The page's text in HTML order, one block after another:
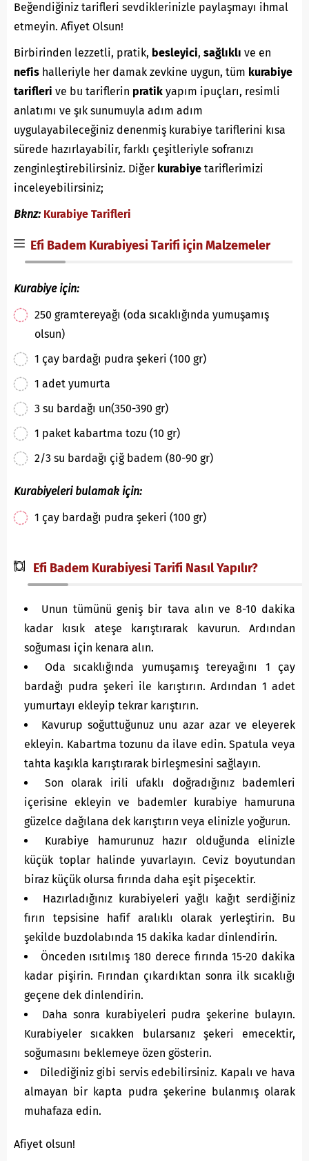
Beğendiğiniz tarifleri sevdiklerinizle paylaşmayı ihmal
etmeyin. Afiyet Olsun!
Birbirinden lezzetli, pratik, besleyici, sağlıklı ve en
nefis halleriyle her damak zevkine uygun, tüm kurabiye
tarifleri ve bu tariflerin pratik yapım ipuçları, resimli
anlatımı ve şık sunumuyla adım adım
uygulayabileceğiniz denenmiş kurabiye tariflerini kısa
sürede hazırlayabilir, farklı çeşitleriyle sofranızı
zenginleştirebilirsiniz. Diğer kurabiye tariflerimizi
inceleyebilirsiniz;
Bknz: Kurabiye Tarifleri
Efi Badem Kurabiyesi Tarifi için Malzemeler
Kurabiye için:
250 gramtereyağı (oda sıcaklığında yumuşamış
olsun)
1 çay bardağı pudra şekeri (100 gr)
1 adet yumurta
3 su bardağı un(350-390 gr)
1 paket kabartma tozu (10 gr)
2/3 su bardağı çiğ badem (80-90 gr)
Kurabiyeleri bulamak için:
1 çay bardağı pudra şekeri (100 gr)
Efi Badem Kurabiyesi Tarifi Nasıl Yapılır?
Unun tümünü geniş bir tava alın ve 8-10 dakika
kadar kısık ateşe karıştırarak kavurun. Ardından
soğuması için kenara alın.
Oda sıcaklığında yumuşamış tereyağını 1 çay
bardağı pudra şekeri ile karıştırın. Ardından 1 adet
yumurtayı ekleyip tekrar karıştırın.
Kavurup soğuttuğunuz unu azar azar ve eleyerek
ekleyin. Kabartma tozunu da ilave edin. Spatula veya
tahta kaşıkla karıştırarak birleşmesini sağlayın.
Son olarak irili ufaklı doğradığınız bademleri
içerisine ekleyin ve bademler kurabiye hamuruna
güzelce dağılana dek karıştırın veya elinizle yoğurun.
Kurabiye hamurunuz hazır olduğunda elinizle
küçük toplar halinde yuvarlayın. Ceviz boyutundan
biraz küçük olursa fırında daha eşit pişecektir.
Hazırladığınız kurabiyeleri yağlı kağıt serdiğiniz
fırın tepsisine hafif aralıklı olarak yerleştirin. Bu
şekilde buzdolabında 15 dakika kadar dinlendirin.
Önceden ısıtılmış 180 derece fırında 15-20 dakika
kadar pişirin. Fırından çıkardıktan sonra ilk sıcaklığı
geçene dek dinlendirin.
Daha sonra kurabiyeleri pudra şekerine bulayın.
Kurabiyeler sıcakken bularsanız şekeri emecektir,
soğumasını beklemeye özen gösterin.
Dilediğiniz gibi servis edebilirsiniz. Kapalı ve hava
almayan bir kapta pudra şekerine bulanmış olarak
muhafaza edin.
Afiyet olsun!